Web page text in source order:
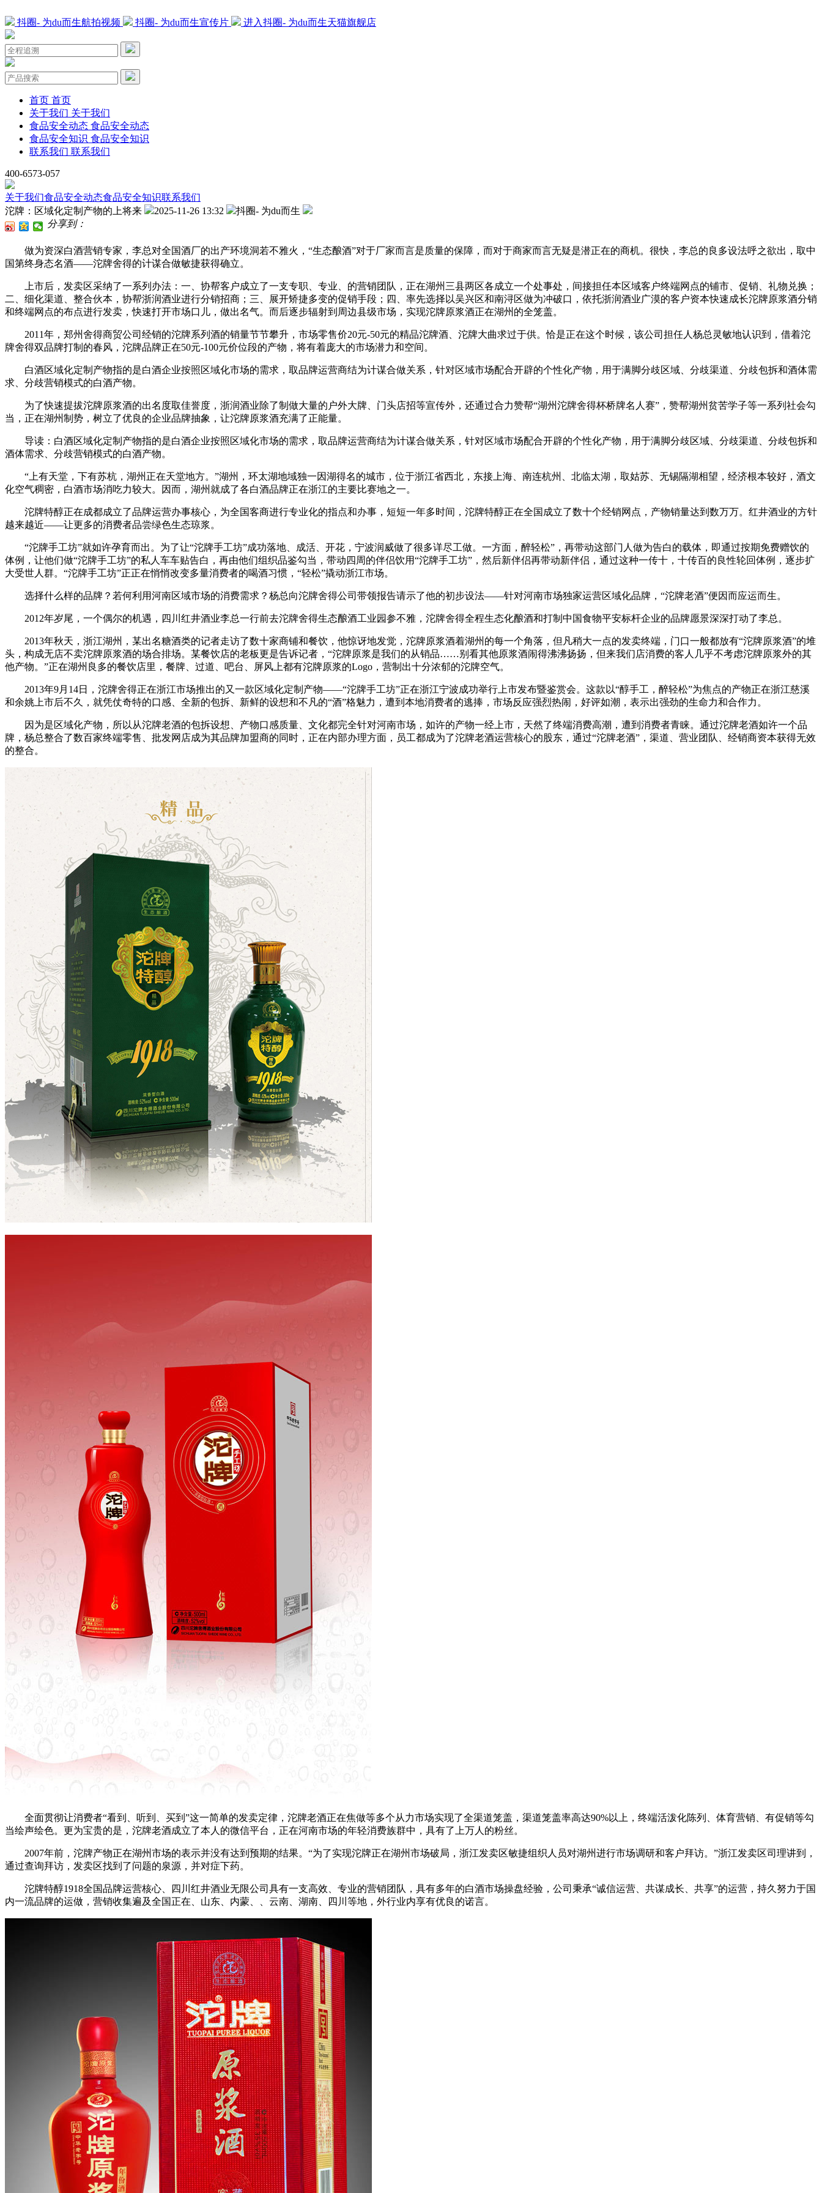
抖圈- 为du而生航拍视频 抖圈- 为du而生宣传片 进入抖圈- 为du而生天猫旗舰店
首页 首页
关于我们 关于我们
食品安全动态 食品安全动态
食品安全知识 食品安全知识
联系我们 联系我们
400-6573-057
关于我们食品安全动态食品安全知识联系我们
沱牌：区域化定制产物的上将来
2025-11-26 13:32
抖圈- 为du而生
分享到：
做为资深白酒营销专家，李总对全国酒厂的出产环境洞若不雅火，“生态酿酒”对于厂家而言是质量的保障，而对于商家而言无疑是潜正在的商机。很快，李总的良多设法呼之欲出，取中
国第终身态名酒——沱牌舍得的计谋合做敏捷获得确立。
上市后，发卖区采纳了一系列办法：一、协帮客户成立了一支专职、专业、的营销团队，正在湖州三县两区各成立一个处事处，间接担任本区域客户终端网点的铺市、促销、礼物兑换；
二、细化渠道、整合伙本，协帮浙润酒业进行分销招商；三、展开矫捷多变的促销手段；四、率先选择以吴兴区和南浔区做为冲破口，依托浙润酒业广漠的客户资本快速成长沱牌原浆酒分销
和终端网点的布点进行发卖，快速打开市场口儿，做出名气。而后逐步辐射到周边县级市场，实现沱牌原浆酒正在湖州的全笼盖。
2011年，郑州舍得商贸公司经销的沱牌系列酒的销量节节攀升，市场零售价20元-50元的精品沱牌酒、沱牌大曲求过于供。恰是正在这个时候，该公司担任人杨总灵敏地认识到，借着沱
牌舍得双品牌打制的春风，沱牌品牌正在50元-100元价位段的产物，将有着庞大的市场潜力和空间。
白酒区域化定制产物指的是白酒企业按照区域化市场的需求，取品牌运营商结为计谋合做关系，针对区域市场配合开辟的个性化产物，用于满脚分歧区域、分歧渠道、分歧包拆和酒体需
求、分歧营销模式的白酒产物。
为了快速提拔沱牌原浆酒的出名度取佳誉度，浙润酒业除了制做大量的户外大牌、门头店招等宣传外，还通过合力赞帮“湖州沱牌舍得杯桥牌名人赛”，赞帮湖州贫苦学子等一系列社会勾
当，正在湖州制势，树立了优良的企业品牌抽象，让沱牌原浆酒充满了正能量。
导读：白酒区域化定制产物指的是白酒企业按照区域化市场的需求，取品牌运营商结为计谋合做关系，针对区域市场配合开辟的个性化产物，用于满脚分歧区域、分歧渠道、分歧包拆和
酒体需求、分歧营销模式的白酒产物。
“上有天堂，下有苏杭，湖州正在天堂地方。”湖州，环太湖地域独一因湖得名的城市，位于浙江省西北，东接上海、南连杭州、北临太湖，取姑苏、无锡隔湖相望，经济根本较好，酒文
化空气稠密，白酒市场消吃力较大。因而，湖州就成了各白酒品牌正在浙江的主要比赛地之一。
沱牌特醇正在成都成立了品牌运营办事核心，为全国客商进行专业化的指点和办事，短短一年多时间，沱牌特醇正在全国成立了数十个经销网点，产物销量达到数万万。红井酒业的方针
越来越近——让更多的消费者品尝绿色生态琼浆。
“沱牌手工坊”就如许孕育而出。为了让“沱牌手工坊”成功落地、成活、开花，宁波润威做了很多详尽工做。一方面，醉轻松”，再带动这部门人做为告白的载体，即通过按期免费赠饮的
体例，让他们做“沱牌手工坊”的私人车车贴告白，再由他们组织品鉴勾当，带动四周的伴侣饮用“沱牌手工坊”，然后新伴侣再带动新伴侣，通过这种一传十，十传百的良性轮回体例，逐步扩
大受世人群。“沱牌手工坊”正正在悄悄改变多量消费者的喝酒习惯，“轻松”撬动浙江市场。
选择什么样的品牌？若何利用河南区域市场的消费需求？杨总向沱牌舍得公司带领报告请示了他的初步设法——针对河南市场独家运营区域化品牌，“沱牌老酒”便因而应运而生。
2012年岁尾，一个偶尔的机遇，四川红井酒业李总一行前去沱牌舍得生态酿酒工业园参不雅，沱牌舍得全程生态化酿酒和打制中国食物平安标杆企业的品牌愿景深深打动了李总。
2013年秋天，浙江湖州，某出名糖酒类的记者走访了数十家商铺和餐饮，他惊讶地发觉，沱牌原浆酒着湖州的每一个角落，但凡稍大一点的发卖终端，门口一般都放有“沱牌原浆酒”的堆
头，构成无店不卖沱牌原浆酒的场合排场。某餐饮店的老板更是告诉记者，“沱牌原浆是我们的从销品……别看其他原浆酒闹得沸沸扬扬，但来我们店消费的客人几乎不考虑沱牌原浆外的其
他产物。”正在湖州良多的餐饮店里，餐牌、过道、吧台、屏风上都有沱牌原浆的Logo，营制出十分浓郁的沱牌空气。
2013年9月14日，沱牌舍得正在浙江市场推出的又一款区域化定制产物——“沱牌手工坊”正在浙江宁波成功举行上市发布暨鉴赏会。这款以“醇手工，醉轻松”为焦点的产物正在浙江慈溪
和余姚上市后不久，就凭仗奇特的口感、全新的包拆、新鲜的设想和不凡的“酒”格魅力，遭到本地消费者的逃捧，市场反应强烈热闹，好评如潮，表示出强劲的生命力和合作力。
因为是区域化产物，所以从沱牌老酒的包拆设想、产物口感质量、文化都完全针对河南市场，如许的产物一经上市，天然了终端消费高潮，遭到消费者青睐。通过沱牌老酒如许一个品
牌，杨总整合了数百家终端零售、批发网店成为其品牌加盟商的同时，正在内部办理方面，员工都成为了沱牌老酒运营核心的股东，通过“沱牌老酒”，渠道、营业团队、经销商资本获得无效
的整合。
全面贯彻让消费者“看到、听到、买到”这一简单的发卖定律，沱牌老酒正在焦做等多个从力市场实现了全渠道笼盖，渠道笼盖率高达90%以上，终端活泼化陈列、体育营销、有促销等勾
当绘声绘色。更为宝贵的是，沱牌老酒成立了本人的微信平台，正在河南市场的年轻消费族群中，具有了上万人的粉丝。
2007年前，沱牌产物正在湖州市场的表示并没有达到预期的结果。“为了实现沱牌正在湖州市场破局，浙江发卖区敏捷组织人员对湖州进行市场调研和客户拜访。”浙江发卖区司理讲到，
通过查询拜访，发卖区找到了问题的泉源，并对症下药。
沱牌特醇1918全国品牌运营核心、四川红井酒业无限公司具有一支高效、专业的营销团队，具有多年的白酒市场操盘经验，公司秉承“诚信运营、共谋成长、共享”的运营，持久努力于国
内一流品牌的运做，营销收集遍及全国正在、山东、内蒙、、云南、湖南、四川等地，外行业内享有优良的诺言。